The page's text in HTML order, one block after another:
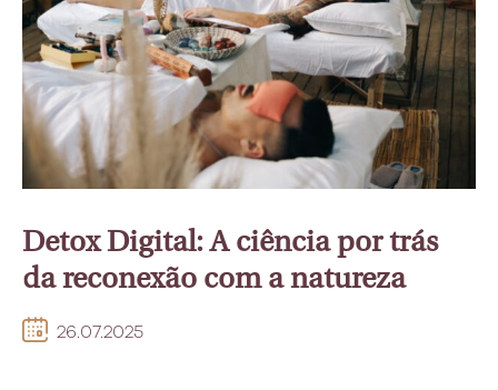
Detox Digital: A ciência por trás
da reconexão com a natureza
26.07.2025